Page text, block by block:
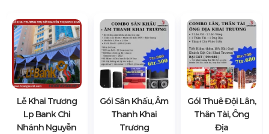
Lễ Khai Trương
Lp Bank Chi
Nhánh Nguyễn
Gói Sân Khấu, Âm
Thanh Khai
Trương
Gói Thuê Đội Lân,
Thân Tài, Ông
Địa